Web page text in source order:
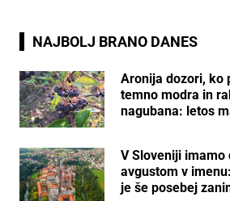
NAJBOLJ BRANO DANES
Aronija dozori, ko
temno modra in
nagubana: letos
V Sloveniji imamo
avgustom v
je še posebej